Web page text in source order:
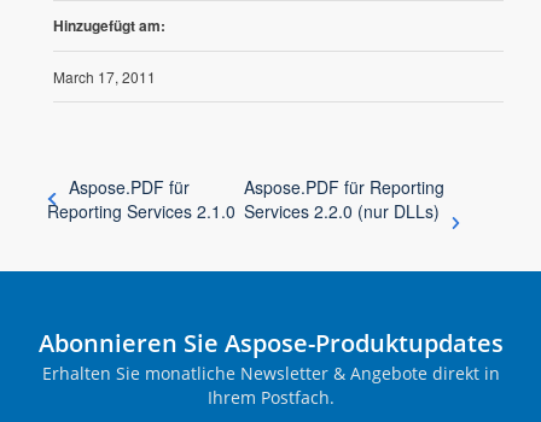
Hinzugefügt am:
March 17, 2011
Aspose.PDF für
Reporting Services 2.1.0
Aspose.PDF für Reporting
Services 2.2.0 (nur DLLs)
Abonnieren Sie Aspose-Produktupdates
Erhalten Sie monatliche Newsletter & Angebote direkt in
Ihrem Postfach.